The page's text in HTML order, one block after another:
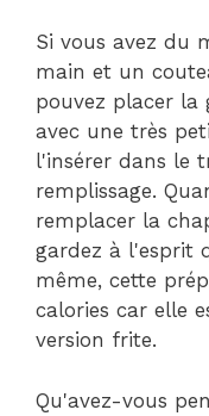
Si vous avez du
main et un
pouvez placer la
avec une très
l'insérer dans le
remplissage.
remplacer la
gardez à l'esprit
même, cette
calories car elle
version frite.
Qu'avez-vous